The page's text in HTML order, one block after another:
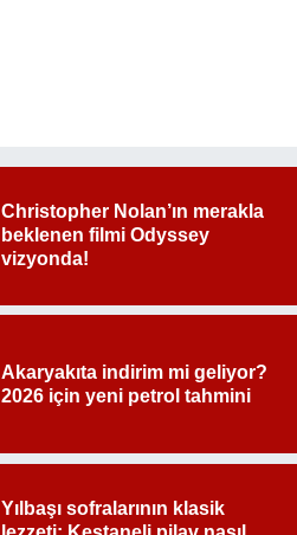
Christopher Nolan’ın merakla
beklenen filmi Odyssey
vizyonda!
Akaryakıta indirim mi geliyor?
2026 için yeni petrol tahmini
Yılbaşı sofralarının klasik